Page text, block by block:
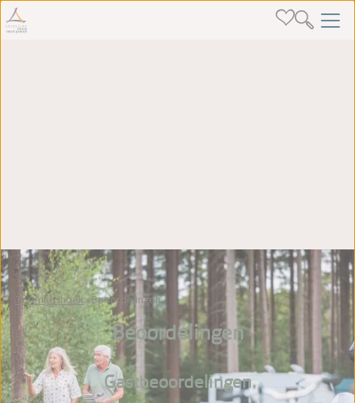
Torentjeshoek Beoordelingen
Beoordelingen
Gastbeoordelingen